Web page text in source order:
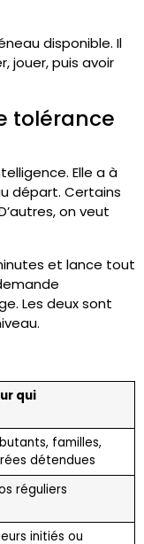
disponible. Il
jouer, puis avoir
tolérance
Elle a à
départ. Certains
on veut
et lance tout
Les deux sont
qui
familles,
détendues
réguliers
initiés ou